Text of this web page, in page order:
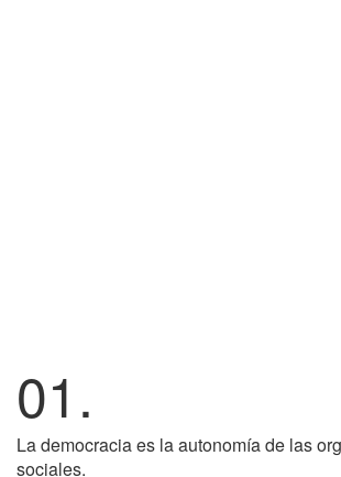
01.
La democracia es la autonomía de las
sociales.